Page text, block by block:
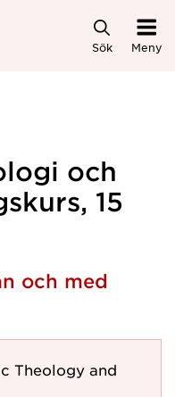
Sök Meny
och
15
och med
Theology and